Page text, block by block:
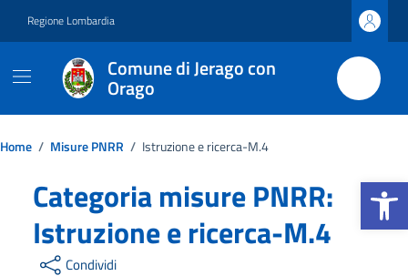
Apri la
Regione Lombardia
Comune di Jerago con
Orago
Home / Misure PNRR / Istruzione e ricerca-M.4
Categoria misure PNRR:
Istruzione e ricerca-M.4
Condividi